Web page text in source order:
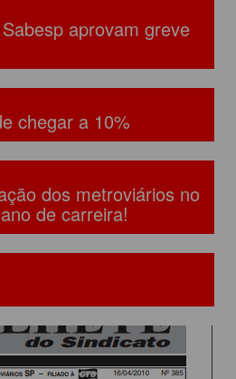
aprovam greve
chegar a 10%
dos metroviários no
de carreira!